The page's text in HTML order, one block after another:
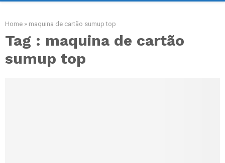
Home » maquina de cartão sumup top
Tag : maquina de cartão
sumup top